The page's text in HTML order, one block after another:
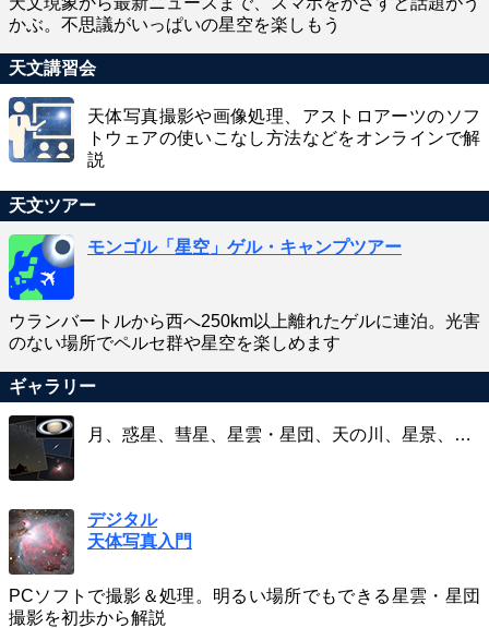
かぶ。不思議がいっぱいの星空を楽しもう
天文講習会
天体写真撮影や画像処理、アストロアーツのソフ
トウェアの使いこなし方法などをオンラインで解
説
天文ツアー
モンゴル「星空」ゲル・キャンプツアー
ウランバートルから西へ250km以上離れたゲルに連泊。光害
のない場所でペルセ群や星空を楽しめます
ギャラリー
月、惑星、彗星、星雲・星団、天の川、星景、…
デジタル
天体写真入門
PCソフトで撮影＆処理。明るい場所でもできる星雲・星団
撮影を初歩から解説